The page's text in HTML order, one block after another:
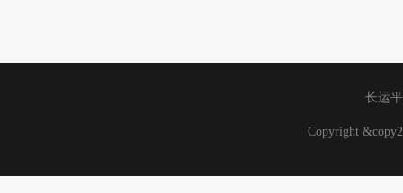
长运
Copyright